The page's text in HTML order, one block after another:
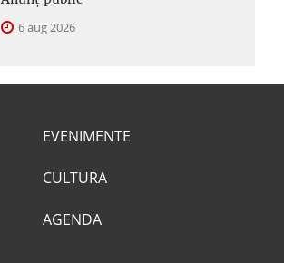
6 aug 2026
EVENIMENTE
CULTURA
AGENDA